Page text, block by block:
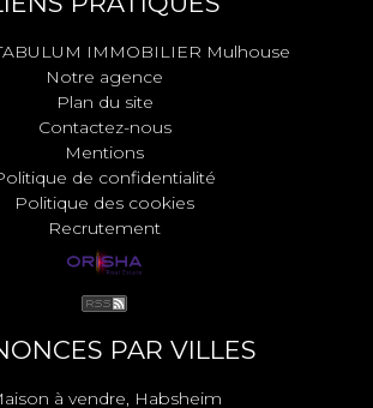
IMMOBILIER Mulhouse
Notre agence
Plan du site
Contactez-nous
Mentions
de confidentialité
Politique des cookies
Recrutement
PAR VILLES
à vendre, Habsheim